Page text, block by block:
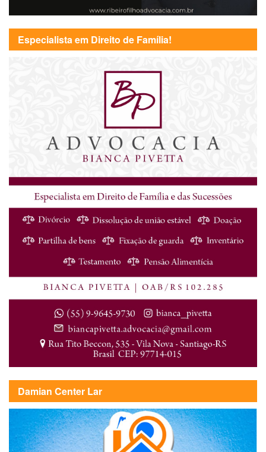
Especialista em Direito de Família!
Damian Center Lar